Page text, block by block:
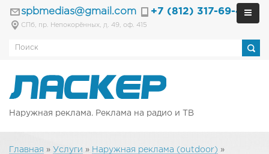
spbmedias@gmail.com +7 (812) 317-69-40
СПб, пр. Непокорённых, д. 49, оф. 415
Наружная реклама. Реклама на радио и ТВ
Главная » Услуги » Наружная реклама (outdoor) »